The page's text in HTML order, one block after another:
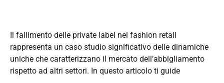
Il fallimento delle private label nel fashion retail
rappresenta un caso studio significativo delle dinamiche
uniche che caratterizzano il mercato dell’abbigliamento
rispetto ad altri settori. In questo articolo ti guide